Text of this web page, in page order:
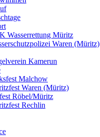
Wasserrettung Müritz
Waren (Müritz)
Kamerun
Malchow
Waren (Müritz)
Röbel/Müritz
Rechlin